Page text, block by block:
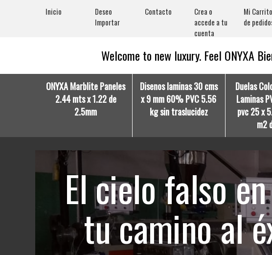
Inicio
Deseo
Importar
Contacto
Crea o
accede a tu
cuenta
Mi Carrito
de
Welcome to new luxury. Feel ONYXA
ONYXA Marblite Paneles
2.44 mts x 1.22 de
2.5mm
Disenos laminas 30 cms
x 9 mm 60% PVC 5.56
kg sin traslucidez
Duelas
Laminas
pvc 25 x
m2
El cielo falso
tu camino al